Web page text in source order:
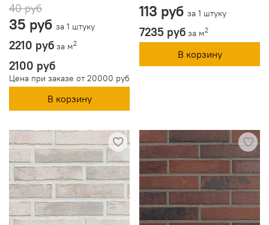
40 руб
35 руб за 1 штуку
2210 руб за м2
2100 руб
Цена при заказе от 20000 руб
В корзину
113 руб за 1 штуку
7235 руб за м2
В корзину